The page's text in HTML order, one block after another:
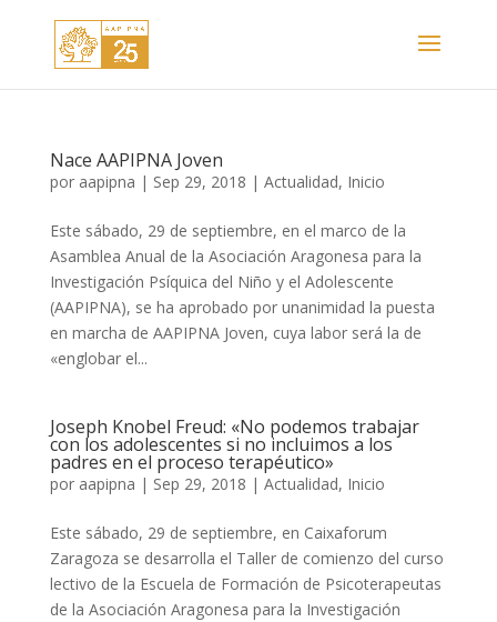
Nace AAPIPNA Joven
por aapipna | Sep 29, 2018 | Actualidad, Inicio
Este sábado, 29 de septiembre, en el marco de la
Asamblea Anual de la Asociación Aragonesa para la
Investigación Psíquica del Niño y el Adolescente
(AAPIPNA), se ha aprobado por unanimidad la puesta
en marcha de AAPIPNA Joven, cuya labor será la de
«englobar el...
Joseph Knobel Freud: «No podemos trabajar
con los adolescentes si no incluimos a los
padres en el proceso terapéutico»
por aapipna | Sep 29, 2018 | Actualidad, Inicio
Este sábado, 29 de septiembre, en Caixaforum
Zaragoza se desarrolla el Taller de comienzo del curso
lectivo de la Escuela de Formación de Psicoterapeutas
de la Asociación Aragonesa para la Investigación